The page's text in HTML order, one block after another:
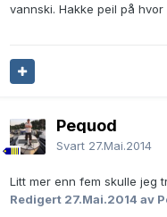
vannski. Hakke peil på
Pequod
Svart 27.Mai.2014
Litt mer enn fem skulle jeg
Redigert 27.Mai.2014 av